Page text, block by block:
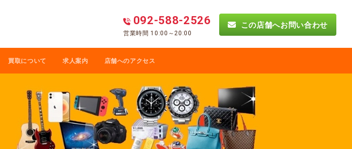
092-588-2526
営業時間 10:00～20:00
この店舗へお問い合わせ
買取について 求人案内 店舗へのアクセス